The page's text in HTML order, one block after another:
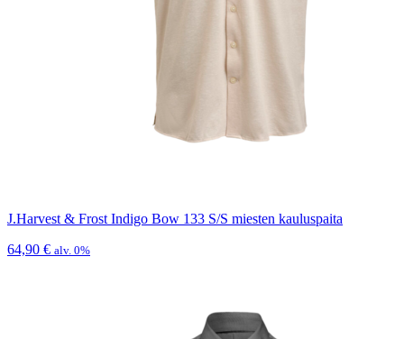
J.Harvest & Frost Indigo Bow 133 S/S miesten kauluspaita
64,90 € alv. 0%